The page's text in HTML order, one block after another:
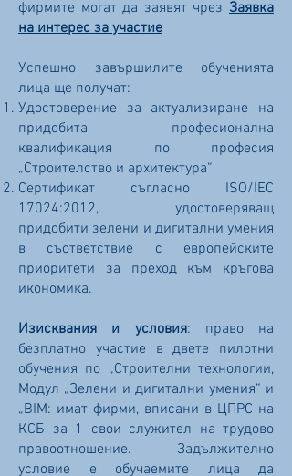
фирмите могат да заявят чрез Заявка
на интерес за участие
Успешно завършилите обученията
лица ще получат:
Удостоверение за актуализиране на
придобита професионална
квалификация по професия
„Строителство и архитектура“
Сертификат съгласно ISO/IEC
17024:2012, удостоверяващ
придобити зелени и дигитални умения
в съответствие с европейските
приоритети за преход към кръгова
икономика.
Изисквания и условия: право на
безплатно участие в двете пилотни
обучения по „Строителни технологии,
Модул „Зелени и дигитални умения“ и
„BIM: имат фирми, вписани в ЦПРС на
КСБ за 1 свои служител на трудово
правоотношение. Задължително
условие е обучаемите лица да